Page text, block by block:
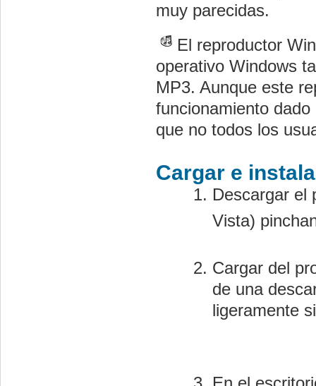
muy parecidas.
El reproductor
operativo Windows
MP3. Aunque este
funcionamiento
que no todos los
Cargar e
Descargar el
Vista)
Cargar del
de una
ligeramente